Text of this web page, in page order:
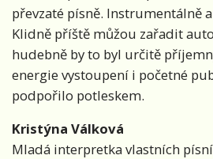
převzaté písně. Instrumentálně
Klidně příště můžou zařadit
hudebně by to byl určitě
energie vystoupení i početné
podpořilo potleskem.
Kristýna Válková
Mladá interpretka vlastních